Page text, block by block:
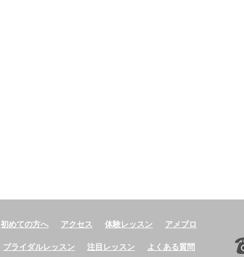
初めての方へ アクセス 体験レッスン アメブロ
ブライダルレッスン 注目レッスン よくある質問